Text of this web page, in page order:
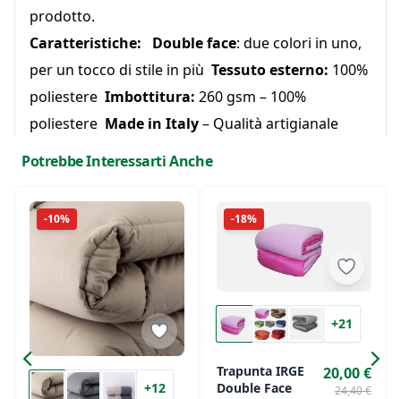
prodotto.
Caratteristiche: Double face: due colori in uno,
per un tocco di stile in più Tessuto esterno: 100%
poliestere Imbottitura: 260 gsm – 100%
poliestere Made in Italy– Qualità artigianale
Singola:160x260 cm
Una piazza e mezza:220x260 cm
Matrimoniale:260x260 cm
Una trapunta pratica e versatile, perfetta per chi
ama cambiare senza rinunciare al comfort.
Potrebbe Interessarti Anche
-10%
+12
-18%
+21
Trapunta IRGE
Double Face
20,00 €
24,40 €